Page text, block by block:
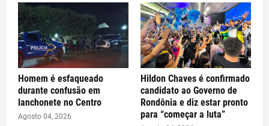
Homem é esfaqueado
durante confusão em
lanchonete no Centro
Agosto 04, 2026
Hildon Chaves é confirmado
candidato ao Governo de
Rondônia e diz estar pronto
para “começar a luta”